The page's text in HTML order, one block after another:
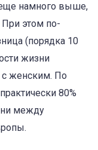
намного выше,
При этом по-
(порядка 10
жизни
с женским. По
80%
между